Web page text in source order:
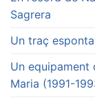
Sagrera
Un traç
Un equipament
Maria (1991-